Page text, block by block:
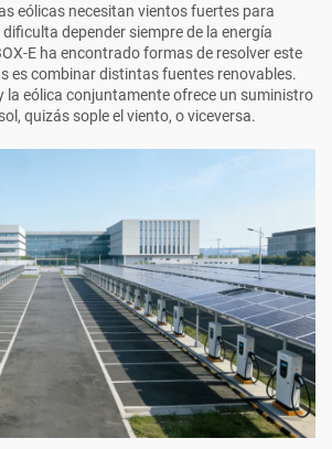
eólicas necesitan vientos fuertes para
depender siempre de la energía
E ha encontrado formas de resolver este
es combinar distintas fuentes renovables.
la eólica conjuntamente ofrece un suministro
quizás sople el viento, o viceversa.